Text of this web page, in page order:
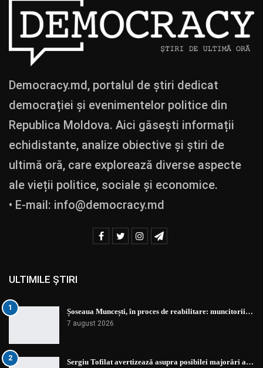
Democracy.md, portalul de știri dedicat
democrației și evenimentelor politice din
Republica Moldova. Aici găsești informații
echidistante, analize obiective și știri de
ultimă oră, care explorează diverse aspecte
ale vieții politice, sociale și economice.
• E-mail: info@democracy.md
ULTIMILE ȘTIRI
1 Șoseaua Muncești, în proces de reabilitare: muncitorii…
7 august 2026
2 Sergiu Tofilat avertizează asupra posibilei majorări a…